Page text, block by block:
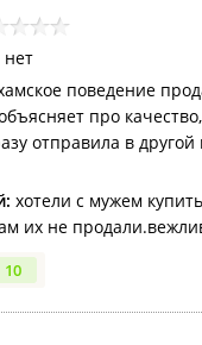
нет
поведение
про
отправила в
хотели с мужем
их не
10